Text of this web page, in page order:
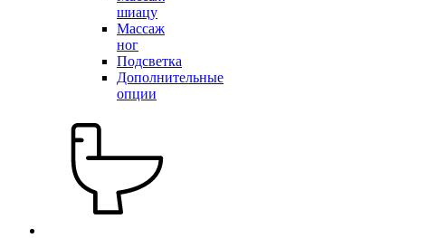
шиацу
Массаж
ног
Подсветка
Дополнительные
опции